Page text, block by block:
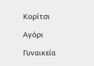
Κορίτσι
Αγόρι
Γυναικεία